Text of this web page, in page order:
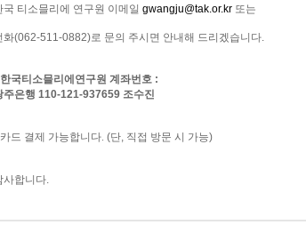
국 티소믈리에 연구원 이메일 gwangju@tak.or.kr 또는
화(062-511-0882)로 문의 주시면 안내해 드리겠습니다.
한국티소믈리에연구원 계좌번호 :
주은행 110-121-937659 조수진
카드 결제 가능합니다. (단, 직접 방문 시 가능)
사합니다.